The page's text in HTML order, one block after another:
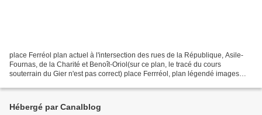
place Ferréol plan actuel à l'intersection des rues de la République, Asile-
Fournas, de la Charité et Benoît-Oriol(sur ce plan, le tracé du cours
souterrain du Gier n'est pas correct) place Ferrréol, plan légendé images
Hébergé par Canalblog